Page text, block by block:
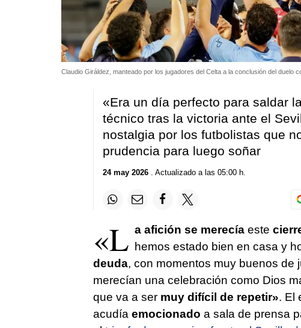
Claudio Giráldez, manteado por los jugadores del Celta a la conclusión del duelo
«Era un día perfecto para saldar
técnico tras la victoria ante el
nostalgia por los futbolistas que
prudencia para luego soñar
24 may 2026. Actualizado a las 05:00 h.
«L a afición se merecíaeste
hemos estado bien en casa y
deuda, con momentos muy buenos de
merecían una celebración como Dios
que va a ser muy difícil de repetir». El
acudía emocionado a sala de prensa